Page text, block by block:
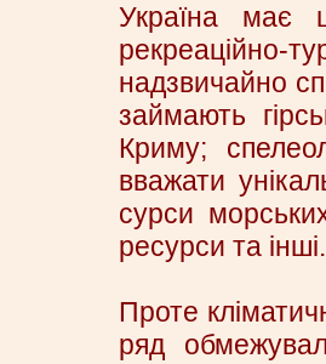
Україна має
рекреаційно-
надзвичайно
займають
Криму;
вважати
сурси
ресурси та інші.
Проте
ряд